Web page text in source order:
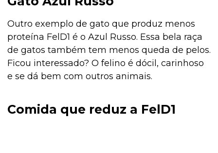
Outro exemplo de gato que produz menos
proteína FelD1 é o Azul Russo. Essa bela raça
de gatos também tem menos queda de pelos.
Ficou interessado? O felino é dócil, carinhoso
e se dá bem com outros animais.
Comida que reduz a FelD1